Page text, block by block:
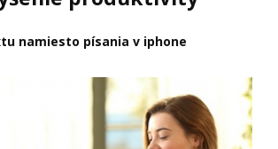
namiesto písania v iphone